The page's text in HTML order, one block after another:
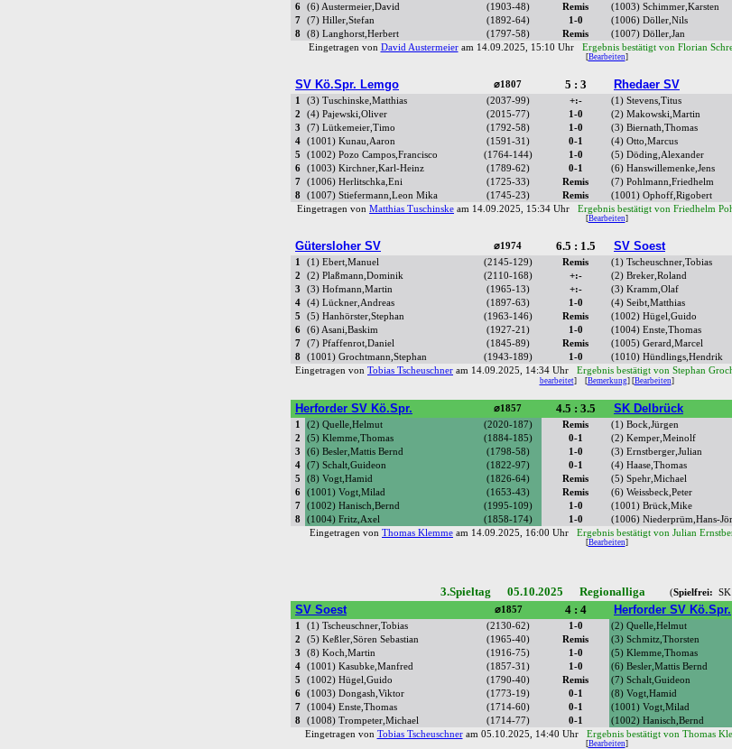
6 (6) Austermeier,David (1903-48) Remis (1003) Schimmer,Karsten
7 (7) Hiller,Stefan (1892-64) 1-0 (1006) Döller,Nils
8 (8) Langhorst,Herbert (1797-58) Remis (1007) Döller,Jan
Eingetragen von David Austermeieram 14.09.2025, 15:10 Uhr Ergebnis bestätigt von Florian
[Bearbeiten]
SV Kö.Spr. Lemgo ⌀1807 5 : 3 Rhedaer SV
1
(3) Tuschinske,Matthias (2037-99) +:- (1) Stevens,Titus
2 (4) Pajewski,Oliver (2015-77) 1-0 (2) Makowski,Martin
3 (7) Lütkemeier,Timo (1792-58) 1-0 (3) Biernath,Thomas
4 (1001) Kunau,Aaron (1591-31) 0-1 (4) Otto,Marcus
5 (1002) Pozo Campos,Francisco (1764-144) 1-0 (5) Döding,Alexander
6 (1003) Kirchner,Karl-Heinz (1789-62) 0-1 (6) Hanswillemenke,Jens
7 (1006) Herlitschka,Eni (1725-33) Remis (7) Pohlmann,Friedhelm
8 (1007) Stiefermann,Leon Mika (1745-23) Remis (1001) Ophoff,Rigobert
Eingetragen von Matthias Tuschinske am 14.09.2025, 15:34 Uhr Ergebnis bestätigt von Friedhelm
[Bearbeiten]
Gütersloher SV ⌀1974 6.5 : 1.5 SV Soest
1
(1) Ebert,Manuel (2145-129) Remis (1) Tscheuschner,Tobias
2 (2) Plaßmann,Dominik (2110-168) +:- (2) Breker,Roland
3 (3) Hofmann,Martin (1965-13) +:- (3) Kramm,Olaf
4 (4) Lückner,Andreas (1897-63) 1-0 (4) Seibt,Matthias
5 (5) Hanhörster,Stephan (1963-146) Remis (1002) Hügel,Guido
6 (6) Asani,Baskim (1927-21) 1-0 (1004) Enste,Thomas
7 (7) Pfaffenrot,Daniel (1845-89) Remis (1005) Gerard,Marcel
8 (1001) Grochtmann,Stephan (1943-189) 1-0 (1010) Hündlings,Hendrik
Eingetragen von Tobias Tscheuschner am 14.09.2025, 14:34 Uhr Ergebnis bestätigt von Stephan
bearbeitet] [Bemerkung] [Bearbeiten]
Herforder SV Kö.Spr. ⌀1857 4.5 : 3.5 SK Delbrück
1
(2) Quelle,Helmut (2020-187) Remis (1) Bock,Jürgen
2 (5) Klemme,Thomas (1884-185) 0-1 (2) Kemper,Meinolf
3 (6) Besler,Mattis Bernd (1798-58) 1-0 (3) Ernstberger,Julian
4 (7) Schalt,Guideon (1822-97) 0-1 (4) Haase,Thomas
5 (8) Vogt,Hamid (1826-64) Remis (5) Spehr,Michael
6 (1001) Vogt,Milad (1653-43) Remis (6) Weissbeck,Peter
7 (1002) Hanisch,Bernd (1995-109) 1-0 (1001) Brück,Mike
8 (1004) Fritz,Axel (1858-174) 1-0 (1006) Niederprüm,Hans-
Eingetragen von Thomas Klemme am 14.09.2025, 16:00 Uhr Ergebnis bestätigt von Julian
[Bearbeiten]
3.Spieltag 05.10.2025 Regionalliga(Spielfrei:
SV Soest ⌀1857 4 : 4 Herforder SV Kö.Spr.
1
(1) Tscheuschner,Tobias (2130-62) 1-0 (2) Quelle,Helmut
2 (5) Keßler,Sören Sebastian (1965-40) Remis (3) Schmitz,Thorsten
3 (8) Koch,Martin (1916-75) 1-0 (5) Klemme,Thomas
4 (1001) Kasubke,Manfred (1857-31) 1-0 (6) Besler,Mattis Bernd
5 (1002) Hügel,Guido (1790-40) Remis (7) Schalt,Guideon
6 (1003) Dongash,Viktor (1773-19) 0-1 (8) Vogt,Hamid
7 (1004) Enste,Thomas (1714-60) 0-1 (1001) Vogt,Milad
8 (1008) Trompeter,Michael (1714-77) 0-1 (1002) Hanisch,Bernd
Eingetragen von Tobias Tscheuschneram 05.10.2025, 14:40 Uhr Ergebnis bestätigt von Thomas
[Bearbeiten]